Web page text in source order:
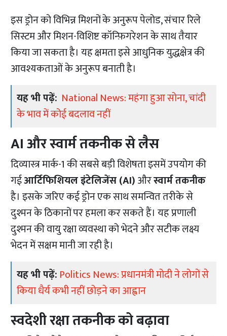
इस ड्रोन को विभिन्न मिशनों के अनुरूप पेलोड, संचार रिले
सिस्टम और मिशन-विशिष्ट कॉन्फ़िगरेशन के साथ तैयार
किया जा सकता है। यह क्षमता इसे आधुनिक युद्धक्षेत्र की
आवश्यकताओं के अनुरूप बनाती है।
यह भी पढ़ें: National News: महंगा हुआ सोना, चांदी
के भाव में कोई बदलाव नहीं
AI और स्वार्म तकनीक से लैस
दिव्यास्त्र मार्क-1 की सबसे बड़ी विशेषता इसमें उपयोग की
गईआर्टिफिशियल इंटेलिजेंस (AI)औरस्वार्म तकनीक
है। इसके जरिए कई ड्रोन एक साथ समन्वित तरीके से
दुश्मन के ठिकानों पर हमला कर सकते हैं। यह प्रणाली
दुश्मन की वायु रक्षा व्यवस्था को भेदने और सटीक लक्ष्य
भेदन में सक्षम मानी जा रही है।
यह भी पढ़ें: Politics News: प्रधानमंत्री मोदी ने लोगों से
किया धैर्य कभी नहीं छोड़ने का आह्वान
स्वदेशी रक्षा तकनीक को बढ़ावा